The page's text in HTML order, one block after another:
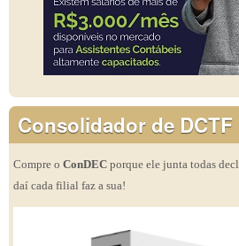
Consolidador de DCTF
Compre o ConDEC porque ele junta todas
daí cada filial faz a sua!